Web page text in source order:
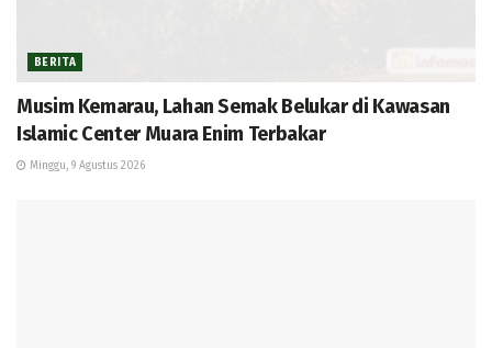
BERITA
Musim Kemarau, Lahan Semak Belukar di Kawasan
Islamic Center Muara Enim Terbakar
Minggu, 9 Agustus 2026